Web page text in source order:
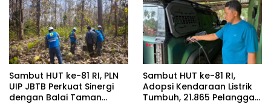
Sambut HUT ke-81 RI, PLN
UIP JBTB Perkuat Sinergi
dengan Balai Taman
Sambut HUT ke-81 RI,
Adopsi Kendaraan Listrik
Tumbuh, 21.865 Pelanggan